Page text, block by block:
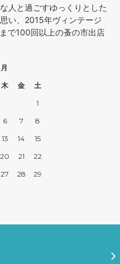
人と過ごすゆっくりとした
い、2015年ヴィンテージ
で100回以上の蚤の市出店
木 金
土
1
6 7
8
13 14
15
20 21
22
27 28
29